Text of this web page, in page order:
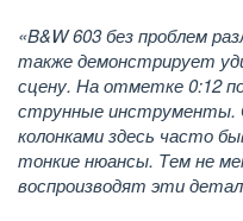
«B&W 603 без проблем
также демонстрирует
сцену. На отметке 0:12
струнные инструменты.
колонками здесь часто
тонкие нюансы. Тем не
воспроизводят эти